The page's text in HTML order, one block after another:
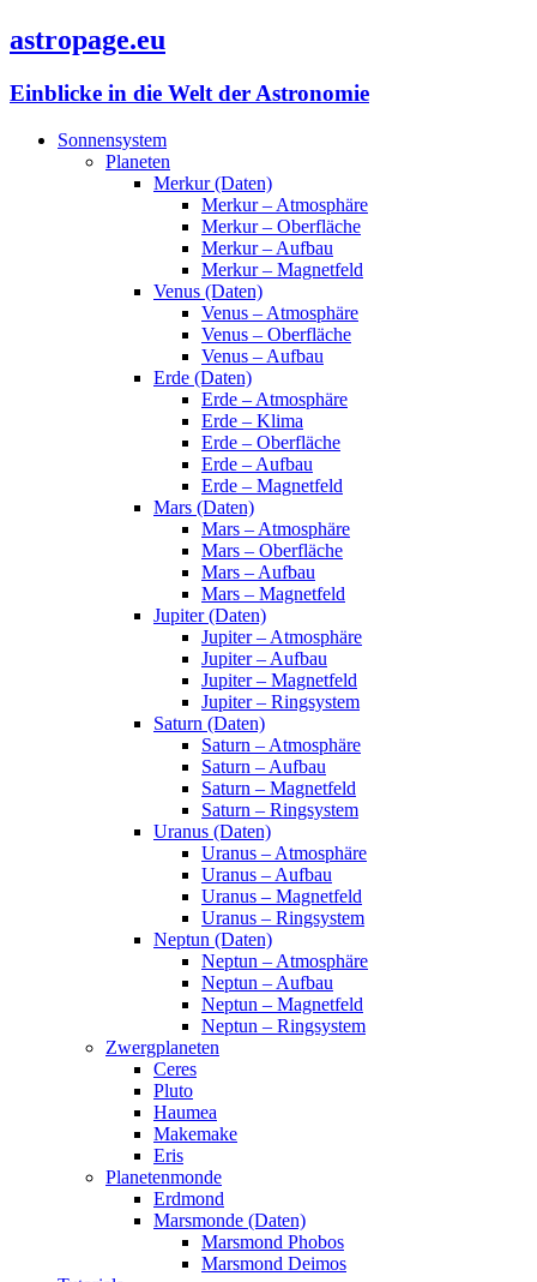
astropage.eu
Einblicke in die Welt der Astronomie
Sonnensystem
Planeten
Merkur (Daten)
Merkur – Atmosphäre
Merkur – Oberfläche
Merkur – Aufbau
Merkur – Magnetfeld
Venus (Daten)
Venus – Atmosphäre
Venus – Oberfläche
Venus – Aufbau
Erde (Daten)
Erde – Atmosphäre
Erde – Klima
Erde – Oberfläche
Erde – Aufbau
Erde – Magnetfeld
Mars (Daten)
Mars – Atmosphäre
Mars – Oberfläche
Mars – Aufbau
Mars – Magnetfeld
Jupiter (Daten)
Jupiter – Atmosphäre
Jupiter – Aufbau
Jupiter – Magnetfeld
Jupiter – Ringsystem
Saturn (Daten)
Saturn – Atmosphäre
Saturn – Aufbau
Saturn – Magnetfeld
Saturn – Ringsystem
Uranus (Daten)
Uranus – Atmosphäre
Uranus – Aufbau
Uranus – Magnetfeld
Uranus – Ringsystem
Neptun (Daten)
Neptun – Atmosphäre
Neptun – Aufbau
Neptun – Magnetfeld
Neptun – Ringsystem
Zwergplaneten
Ceres
Pluto
Haumea
Makemake
Eris
Planetenmonde
Erdmond
Marsmonde (Daten)
Marsmond Phobos
Marsmond Deimos